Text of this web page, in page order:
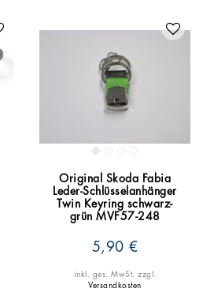
Original Skoda Fabia
Leder-Schlüsselanhänger
Twin Keyring schwarz-
grün MVF57-248
5,90 €
inkl. ges. MwSt. zzgl.
Versandkosten